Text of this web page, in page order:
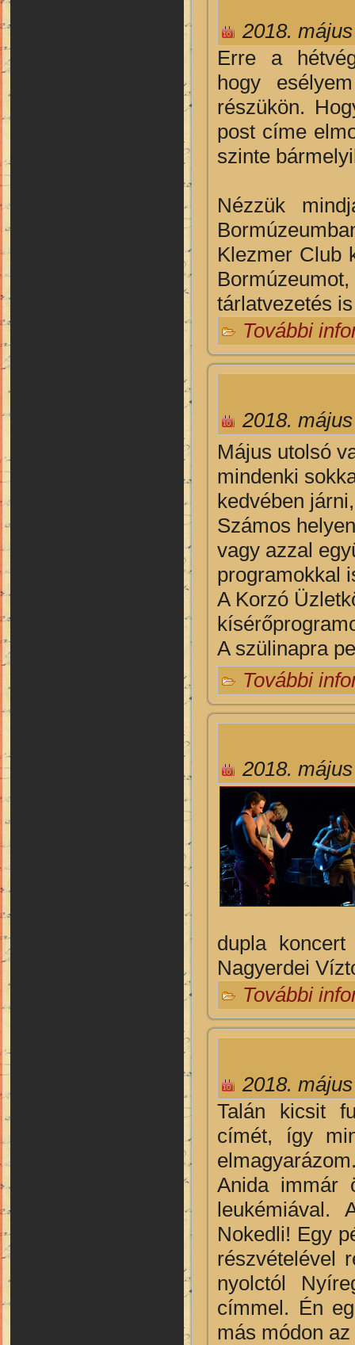
2018.
Erre a
hogy
részükön.
post címe
szinte
Nézzük
Klezmer Club
tárlatvezetés
További
2018.
Május utolsó
mindenki
kedvében
Számos
vagy azzal
programokkal
A Korzó
A szülinapra
További
2018.
dupla
Nagyerdei
További
2018.
Talán kicsit
címét, így
Anida immár
leukémiával.
Nokedli! Egy
részvételével
nyolctól
címmel. Én
más módon